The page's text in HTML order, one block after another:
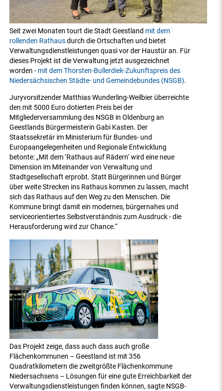
Seit zwei Monaten tourt die Stadt Geestland mit dem
rollenden Rathausdurch die Ortschaften und bietet
Verwaltungsdienstleistungen quasi vor der Haustür an. Für
dieses Projekt ist die Verwaltung jetzt ausgezeichnet
worden - mit dem Thorsten-Bullerdiek-Zukunftspreis des
Niedersächsischen Städte- und Gemeindebundes (NSGB).
Juryvorsitzender Matthias Wunderling-Weilbier überreichte
den mit 5000 Euro dotierten Preis bei der
Mitgliederversammlung des NSGB in Oldenburg an
Geestlands Bürgermeisterin Gabi Kasten. Der
Staatssekretär im Ministerium für Bundes- und
Europaangelegenheiten und Regionale Entwicklung
betonte: „Mit dem ‘Rathaus auf Rädern‘ wird eine neue
Dimension im Miteinander von Verwaltung und
Stadtgesellschaft erprobt. Statt Bürgerinnen und Bürger
über weite Strecken ins Rathaus kommen zu lassen, macht
sich das Rathaus auf den Weg zu den Menschen. Die
Kommune bringt damit ein modernes, bürgernahes und
serviceorientiertes Selbstverständnis zum Ausdruck - die
Herausforderung wird zur Chance.“
Das Projekt zeige, dass auch dass auch große
Flächenkommunen – Geestland ist mit 356
Quadratkilometern die zweitgrößte Flächenkommune
Niedersachsens – Lösungen für eine gute Erreichbarkeit der
Verwaltungsdienstleistungen finden können, sagte NSGB-